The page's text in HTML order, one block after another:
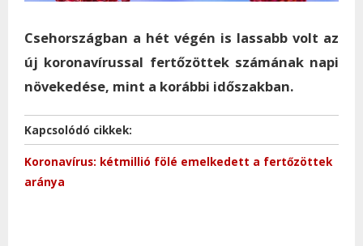
Csehországban a hét végén is lassabb volt az
új koronavírussal fertőzöttek számának napi
növekedése, mint a korábbi időszakban.
Kapcsolódó cikkek:
Koronavírus: kétmillió fölé emelkedett a fertőzöttek
aránya